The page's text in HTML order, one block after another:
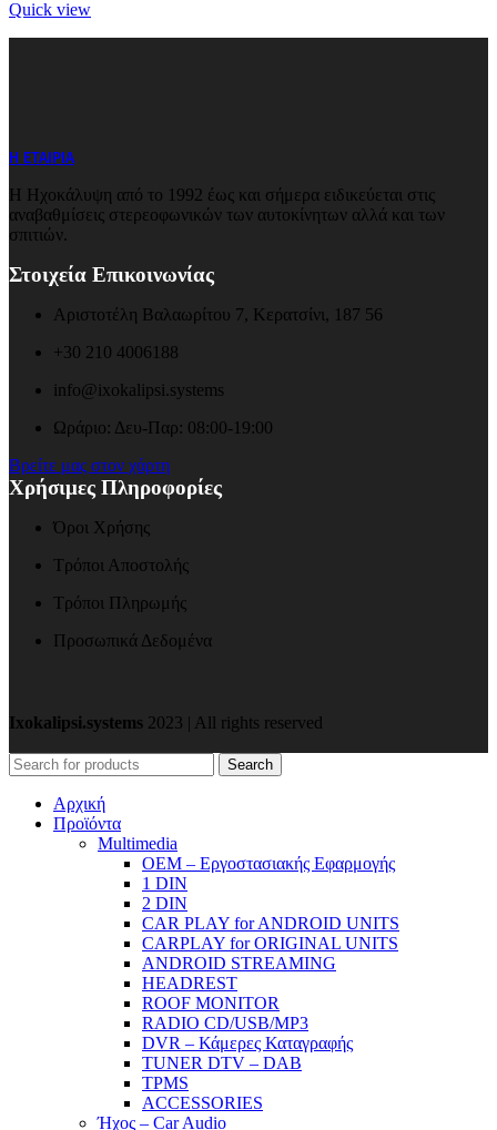
Quick view
Η ΕΤΑΙΡΙΑ
Η Ηχοκάλυψη από το 1992 έως και σήμερα ειδικεύεται στις
αναβαθμίσεις στερεοφωνικών των αυτοκίνητων αλλά και των
σπιτιών.
Στοιχεία Επικοινωνίας
Αριστοτέλη Βαλαωρίτου 7, Κερατσίνι, 187 56
+30 210 4006188
info@ixokalipsi.systems
Ωράριο: Δευ-Παρ: 08:00-19:00
Βρείτε μας στον χάρτη
Χρήσιμες Πληροφορίες
Όροι Χρήσης
Τρόποι Αποστολής
Τρόποι Πληρωμής
Προσωπικά Δεδομένα
Ixokalipsi.systems 2023 | All rights reserved
Search
Αρχική
Προϊόντα
Μultimedia
OEM – Εργοστασιακής Εφαρμογής
1 DIN
2 DIN
CAR PLAY for ANDROID UNITS
CARPLAY for ORIGINAL UNITS
ANDROID STREAMING
HEADREST
ROOF MONITOR
RADIO CD/USB/MP3
DVR – Κάμερες Καταγραφής
TUNER DTV – DAB
TPMS
ACCESSORIES
Ήχος – Car Audio